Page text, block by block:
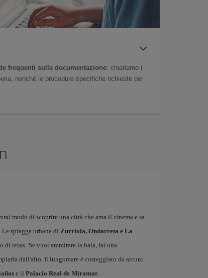
frequenti sulla documentazione: chiariamo i
nonché le procedure specifiche richieste per
modo di scoprire una città che ama il cinema e sa
spiagge urbane di Zurriola, Ondarreta e La
relax. Se vuoi ammirare la baia, fai una
dall'alto. Il lungomare è costeggiato da alcuni
e il Palacio Real de Miramar.